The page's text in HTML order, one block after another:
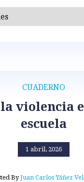
CUADERNO
la violencia
escuela
1 abril, 2026
ByJuan Carlos Yáñez